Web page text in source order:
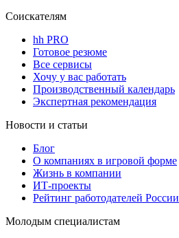
Соискателям
hh PRO
Готовое резюме
Все сервисы
Хочу у вас работать
Производственный календарь
Экспертная рекомендация
Новости и статьи
Блог
О компаниях в игровой форме
Жизнь в компании
ИТ-проекты
Рейтинг работодателей России
Молодым специалистам